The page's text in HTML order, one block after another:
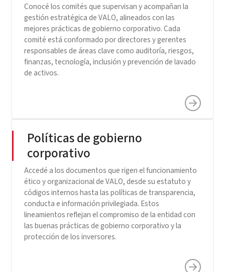
Conocé los comités que supervisan y acompañan la
gestión estratégica de VALO, alineados con las
mejores prácticas de gobierno corporativo. Cada
comité está conformado por directores y gerentes
responsables de áreas clave como auditoría, riesgos,
finanzas, tecnología, inclusión y prevención de lavado
de activos.
Políticas de gobierno
corporativo
Accedé a los documentos que rigen el funcionamiento
ético y organizacional de VALO, desde su estatuto y
códigos internos hasta las políticas de transparencia,
conducta e información privilegiada. Estos
lineamientos reflejan el compromiso de la entidad con
las buenas prácticas de gobierno corporativo y la
protección de los inversores.